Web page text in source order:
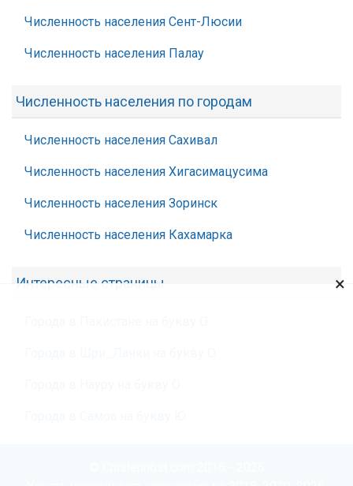
Численность населения Сент-Люсии
Численность населения Палау
Численность населения по городам
Численность населения Сахивал
Численность населения Хигасимацусима
Численность населения Зоринск
Численность населения Кахамарка
Интересные страницы ×